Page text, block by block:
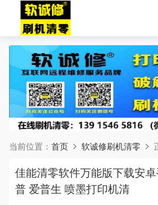
当前位置： 首页 软诚修刷机清零
佳能清零软件万能版下载安
普 爱普生 喷墨打印机清